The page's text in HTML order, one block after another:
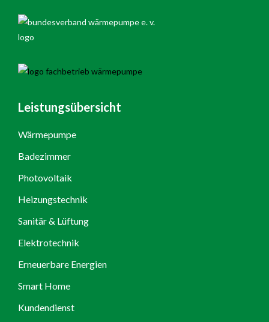
Leistungsübersicht
Wärmepumpe
Badezimmer
Photovoltaik
Heizungstechnik
Sanitär & Lüftung
Elektrotechnik
Erneuerbare Energien
Smart Home
Kundendienst